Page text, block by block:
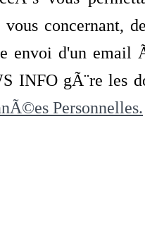
concernant,
envoi d'un
INFO gÃ¨re les
Personnelles.